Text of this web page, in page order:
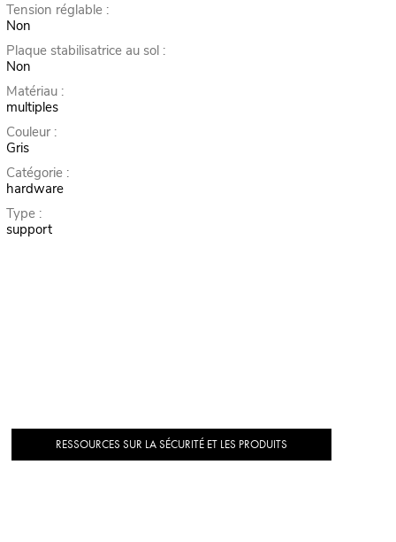
Tension réglable :
Non
Plaque stabilisatrice au sol :
Non
Matériau :
multiples
Couleur :
Gris
Catégorie :
hardware
Type :
support
RESSOURCES SUR LA SÉCURITÉ ET LES PRODUITS